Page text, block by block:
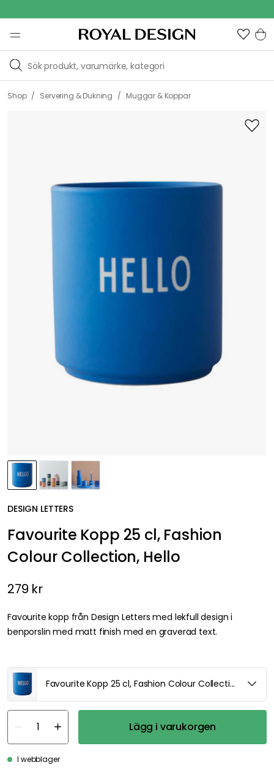
Shop / Servering & Dukning / Muggar & Koppar
DESIGN LETTERS
Favourite Kopp 25 cl, Fashion
Colour Collection, Hello
279 kr
Favourite kopp från Design Letters med lekfull design i
benporslin med matt finish med en graverad text.
Favourite Kopp 25 cl, Fashion Colour Collection, Hello
Lägg i varukorgen
I webblager
our traffic. You have the right and option to opt out of any non-
essential cookies while using our site. However, blocking certain
cookies may affect your experience of the website.
Our privacy
policy Google's privacy policy
Accept All Cookies
Cookie Settings